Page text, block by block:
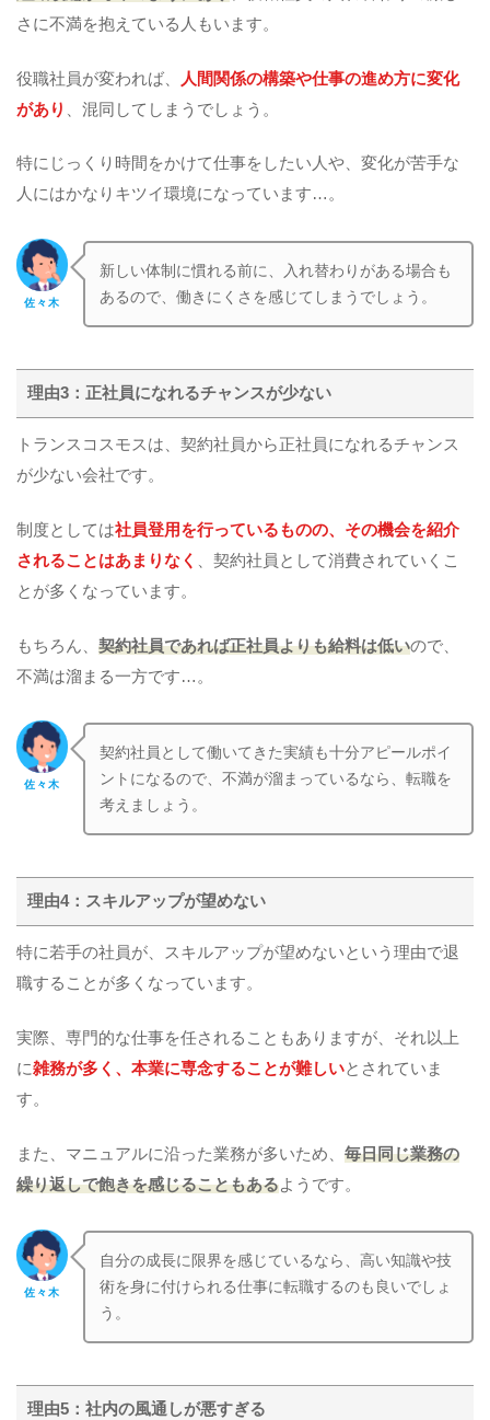
さに不満を抱えている人もいます。
役職社員が変われば、
人間関係の構築や仕事の進め方に変化
があり
、混同してしまうでしょう。
特にじっくり時間をかけて仕事をしたい人や、変化が苦手な
人にはかなりキツイ環境になっています…。
佐々木
新しい体制に慣れる前に、入れ替わりがある場合も
あるので、働きにくさを感じてしまうでしょう。
理由3：正社員になれるチャンスが少ない
トランスコスモスは、契約社員から正社員になれるチャンス
が少ない会社です。
制度としては社員登用を行っているものの、その機会を紹介
されることはあまりなく
、契約社員として消費されていくこ
とが多くなっています。
もちろん、 契約社員であれば正社員よりも給料は低いので、
不満は溜まる一方です…。
佐々木
契約社員として働いてきた実績も十分アピールポイ
ントになるので、不満が溜まっているなら、転職を
考えましょう。
理由4：スキルアップが望めない
特に若手の社員が、スキルアップが望めないという理由で退
職することが多くなっています。
実際、専門的な仕事を任されることもありますが、それ以上
に雑務が多く、本業に専念することが難しいとされていま
す。
また、マニュアルに沿った業務が多いため、 毎日同じ業務の
繰り返しで飽きを感じることもあるようです。
佐々木
自分の成長に限界を感じているなら、高い知識や技
術を身に付けられる仕事に転職するのも良いでしょ
う。
理由5：社内の風通しが悪すぎる